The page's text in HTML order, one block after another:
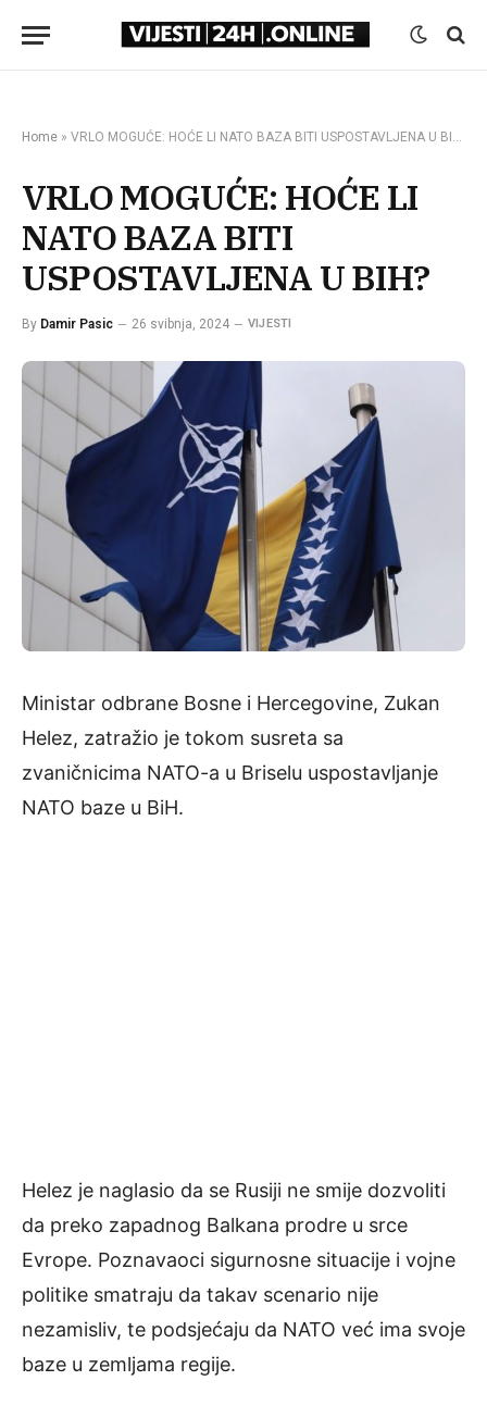
Home » VRLO MOGUĆE: HOĆE LI NATO BAZA BITI USPOSTAVLJENA U BIH?
VRLO MOGUĆE: HOĆE LI
NATO BAZA BITI
USPOSTAVLJENA U BIH?
By Damir Pasic 26 svibnja, 2024 VIJESTI
Ministar odbrane Bosne i Hercegovine, Zukan
Helez, zatražio je tokom susreta sa
zvaničnicima NATO-a u Briselu uspostavljanje
NATO baze u BiH.
Helez je naglasio da se Rusiji ne smije dozvoliti
da preko zapadnog Balkana prodre u srce
Evrope. Poznavaoci sigurnosne situacije i vojne
politike smatraju da takav scenario nije
nezamisliv, te podsjećaju da NATO već ima svoje
baze u zemljama regije.